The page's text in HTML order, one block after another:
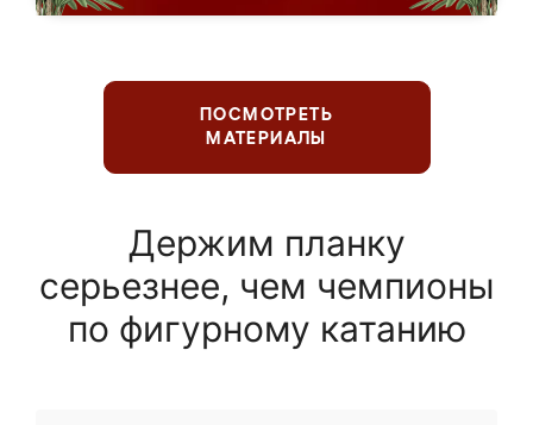
ПОСМОТРЕТЬ
МАТЕРИАЛЫ
Держим планку
серьезнее, чем чемпионы
по фигурному катанию